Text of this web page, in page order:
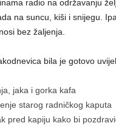
radio na održavanju
na suncu, kiši i snijegu.
bez žaljenja.
bila je gotovo
jaka i gorka kafa
starog radničkog kaputa
pred kapiju kako bi